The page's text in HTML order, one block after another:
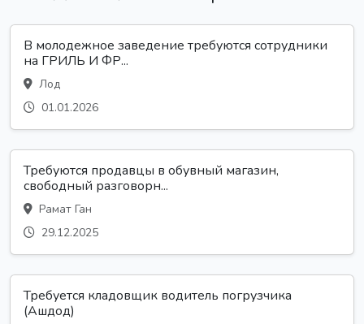
В молодежное заведение требуются сотрудники
на ГРИЛЬ И ФР...
Лод
01.01.2026
Требуются продавцы в обувный магазин,
свободный разговорн...
Рамат Ган
29.12.2025
Требуется кладовщик водитель погрузчика
(Ашдод)